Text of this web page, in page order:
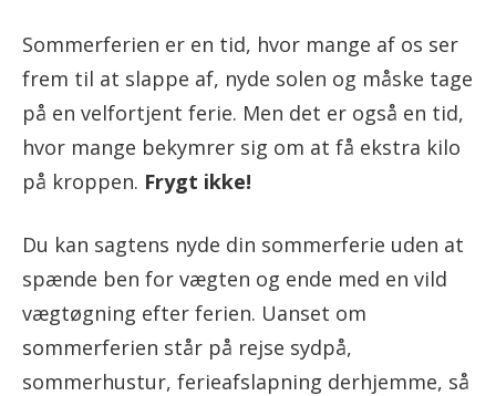
Sommerferien er en tid, hvor mange af os ser
frem til at slappe af, nyde solen og måske tage
på en velfortjent ferie. Men det er også en tid,
hvor mange bekymrer sig om at få ekstra kilo
på kroppen. Frygt ikke!
Du kan sagtens nyde din sommerferie uden at
spænde ben for vægten og ende med en vild
vægtøgning efter ferien. Uanset om
sommerferien står på rejse sydpå,
sommerhustur, ferieafslapning derhjemme, så